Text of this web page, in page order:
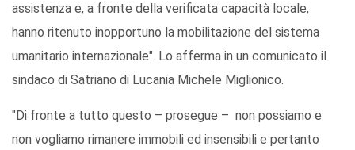
assistenza e, a fronte della verificata capacità locale,
hanno ritenuto inopportuno la mobilitazione del sistema
umanitario internazionale". Lo afferma in un comunicato il
sindaco di Satriano di Lucania Michele Miglionico.
"Di fronte a tutto questo – prosegue – non possiamo e
non vogliamo rimanere immobili ed insensibili e pertanto